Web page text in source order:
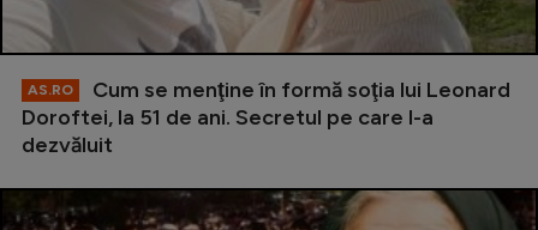
AS.RO
Cum se menţine în formă soţia lui Leonard
Doroftei, la 51 de ani. Secretul pe care l-a
dezvăluit